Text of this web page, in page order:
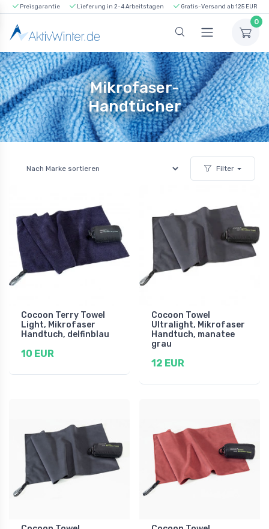
Preisgarantie Lieferung in 2-4 Arbeitstagen Gratis-Versand ab 125 EUR
0
Mikrofaser-
Handtücher
Filter
Cocoon Terry Towel
Light, Mikrofaser
Handtuch, delfinblau
10 EUR
Cocoon Towel
Ultralight, Mikrofaser
Handtuch, manatee
grau
12 EUR